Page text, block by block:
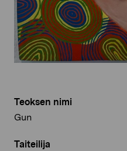
Teoksen nimi
Gun
Taiteilija